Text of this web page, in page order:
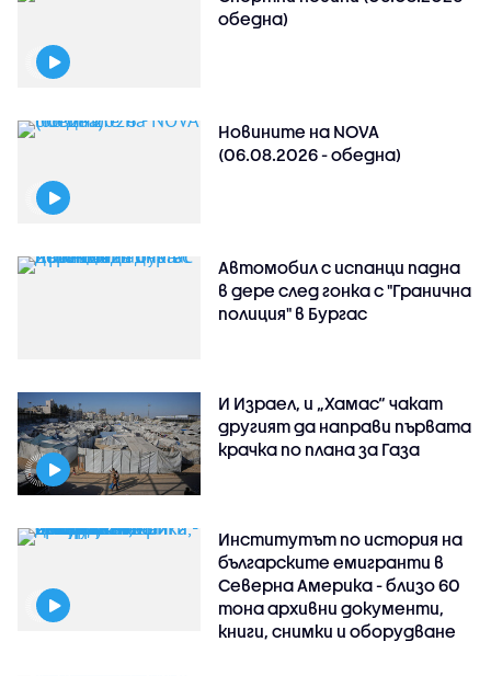
обедна)
Новините на NOVA
(06.08.2026 - обедна)
Автомобил с испанци падна
в дере след гонка с "Гранична
полиция" в Бургас
И Израел, и „Хамас“ чакат
другият да направи първата
крачка по плана за Газа
Институтът по история на
българските емигранти в
Северна Америка - близо 60
тона архивни документи,
книги, снимки и оборудване